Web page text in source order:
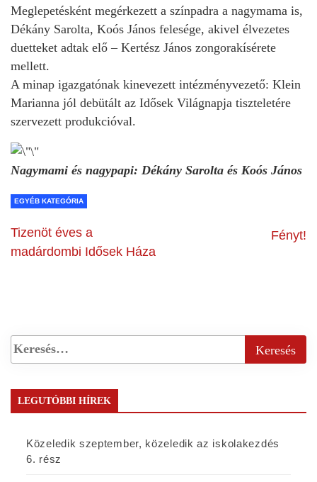
Meglepetésként megérkezett a színpadra a nagymama is,
Dékány Sarolta, Koós János felesége, akivel élvezetes
duetteket adtak elő – Kertész János zongorakísérete
mellett.
A minap igazgatónak kinevezett intézményvezető: Klein
Marianna jól debütált az Idősek Világnapja tiszteletére
szervezett produkcióval.
Nagymami és nagypapi: Dékány Sarolta és Koós János
EGYÉB KATEGÓRIA
Tizenöt éves a
madárdombi Idősek Háza
Fényt!
LEGUTÓBBI HÍREK
Közeledik szeptember, közeledik az iskolakezdés
6. rész